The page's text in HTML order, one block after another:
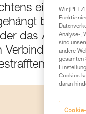
eines
bleiben.
das
Seil
Wir
Analyse-,
sind
andere
gesamten
Cookies
daran